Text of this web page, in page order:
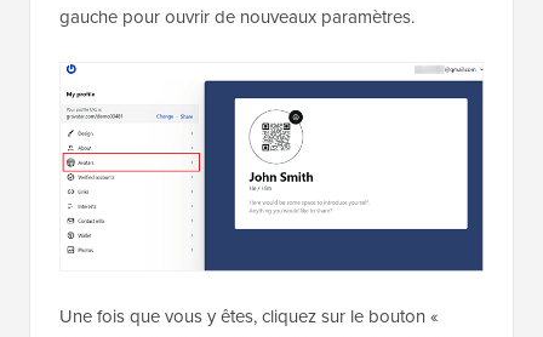
gauche pour ouvrir de nouveaux paramètres.
Une fois que vous y êtes, cliquez sur le bouton «